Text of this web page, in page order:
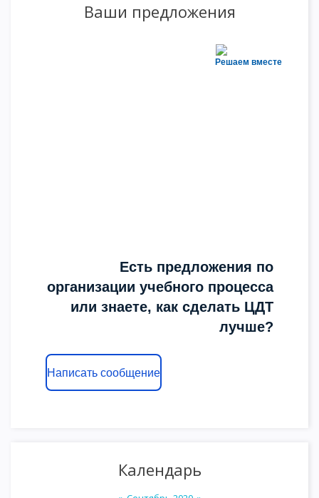
Ваши предложения
Решаем вместе
Есть предложения по
организации учебного процесса
или знаете, как сделать ЦДТ
лучше?
Написать сообщение
Календарь